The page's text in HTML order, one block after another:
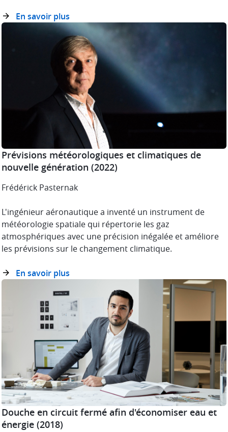
En savoir plus
Prévisions météorologiques et climatiques de
nouvelle génération (2022)
Frédérick Pasternak
L'ingénieur aéronautique a inventé un instrument de
météorologie spatiale qui répertorie les gaz
atmosphériques avec une précision inégalée et améliore
les prévisions sur le changement climatique.
En savoir plus
Douche en circuit fermé afin d'économiser eau et
énergie (2018)